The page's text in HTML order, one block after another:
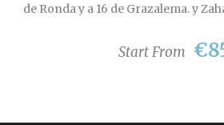
de Ronda y a 16 de Grazalema. y
Start From